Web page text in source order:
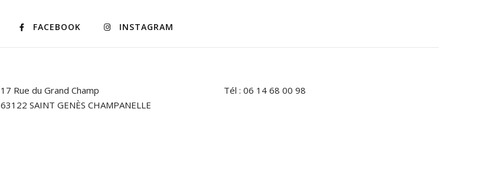
FACEBOOK INSTAGRAM
17 Rue du Grand Champ
63122 SAINT GENÈS CHAMPANELLE
Tél : 06 14 68 00 98